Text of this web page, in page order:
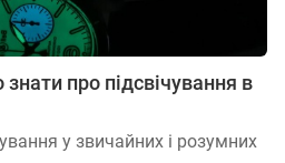
про підсвічування в
у звичайних і розумних